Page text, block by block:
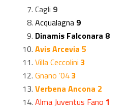
Cagli 9
Acqualagna 9
Dinamis Falconara 8
Avis Arcevia 5
Villa Ceccolini 3
Gnano ’043
Verbena Ancona 2
Alma Juventus Fano 1